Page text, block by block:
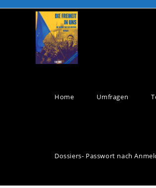
Home Umfragen
Dossiers- Passwort nach